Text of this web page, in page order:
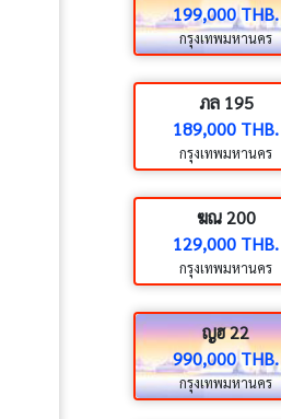
199,000 THB.
กรุงเทพมหานคร
ภล 195
189,000 THB.
กรุงเทพมหานคร
ฆณ 200
129,000 THB.
กรุงเทพมหานคร
ญฮ 22
990,000 THB.
กรุงเทพมหานคร